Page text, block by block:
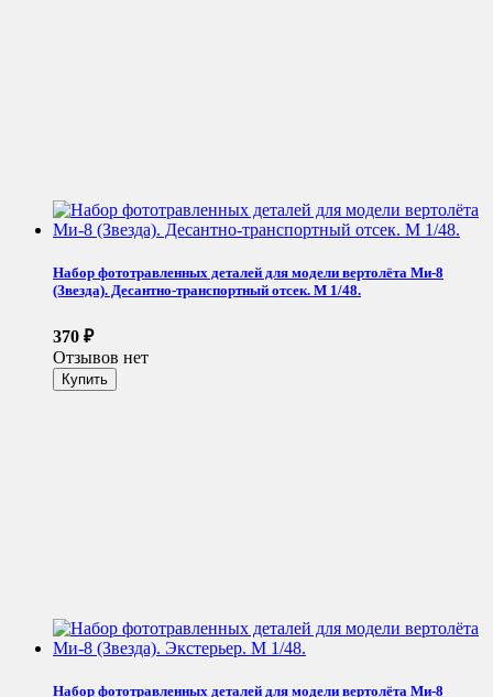
Набор фототравленных деталей для модели вертолёта Ми-8
(Звезда). Десантно-транспортный отсек. М 1/48.
370 ₽
Отзывов нет
Набор фототравленных деталей для модели вертолёта Ми-8